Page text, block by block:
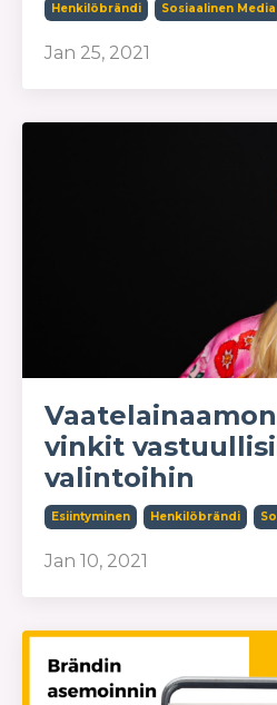
Henkilöbrändi Sosiaalinen Media
Jan 25, 2021
vinkit
valintoihin
Esiintyminen Henkilöbrändi
Jan 10, 2021